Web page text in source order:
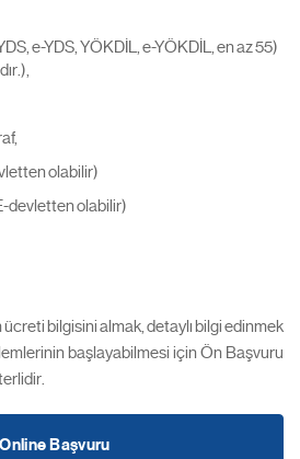
e-YDS, YÖKDİL, e-YÖKDİL, en az 55)
olabilir)
devletten olabilir)
bilgisini almak, detaylı bilgi edinmek
başlayabilmesi için Ön Başvuru
Online Başvuru